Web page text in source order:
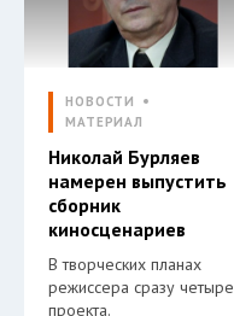
НОВОСТИ
МАТЕРИАЛ
Николай Бурляев
намерен выпустить
сборник
киносценариев
В творческих планах
режиссера сразу четыре
проекта.